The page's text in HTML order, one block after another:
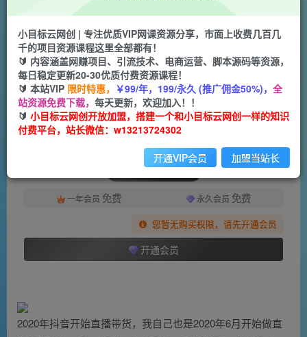
（6808期）2023抖店商品卡从0-1 起盘课，教你
通投拉满，抖音商品卡爆单！
一个小目标云网创
2年前发布
关注 私信
1363 31
此内容为付费阅读，请付费后查看
会员专属资源
一年会员 免费 永久会员 免费
您暂无购买权限，请先开通会员
开通会员
付费阅读
2020年抖音开始直播带货，我自己也是2020年6月开始做直
小目标云网创 | 专注优质VIP网课资源分享，市面上收费几百几
千的项目资源课程这里全部都有！
🔰 内容涵盖网赚项目、引流技术、电商运营、脚本源码等资源，
每日稳定更新20-30优质付费资源课程！
🔰 本站VIP 限时特惠， ￥99/年，199/永久 (推广佣金50%)， 全
站资源免费下载， 每天更新，欢迎加入！！
🔰 小目标云网创开放加盟，搭建一个和小目标云网创一样的知识
付费平台，站长微信：w13213724302
开通VIP会员 加盟当站长